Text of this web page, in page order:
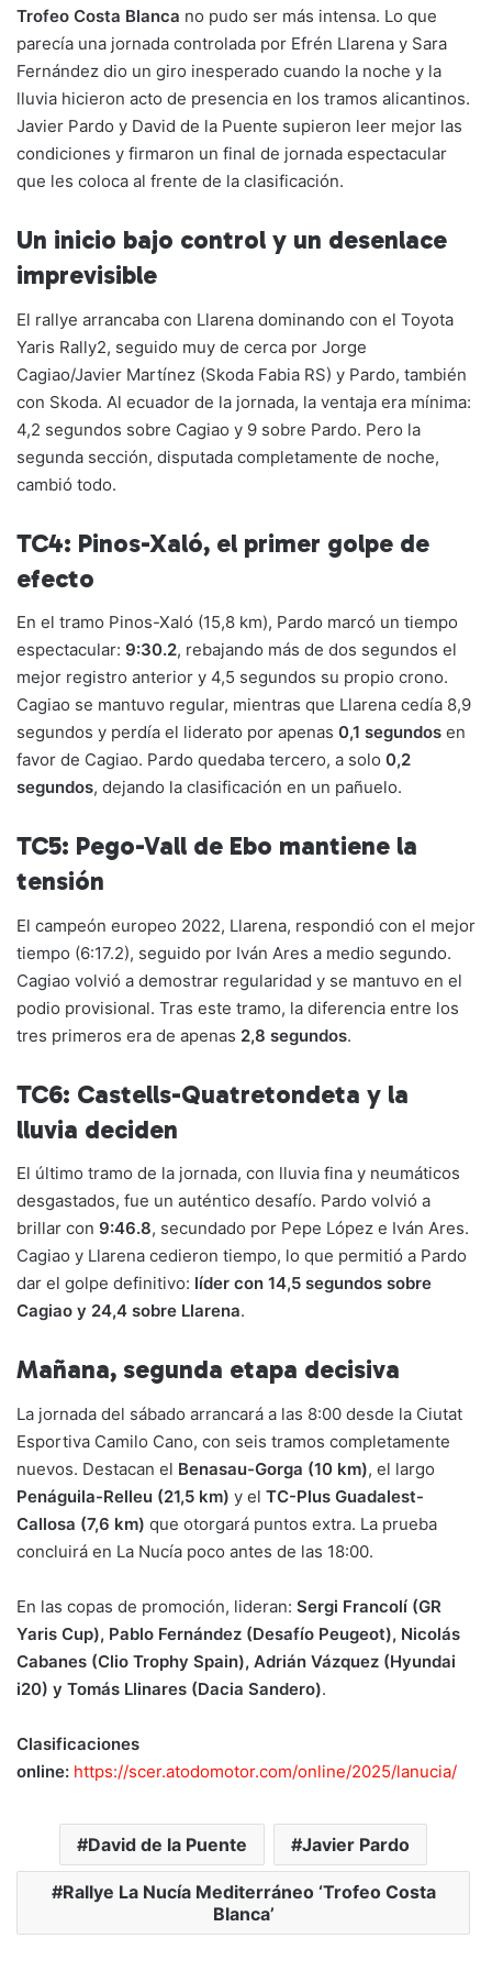
Li
n
k
b
o
o
k
A
p
p
a
m
ar
tir
Trofeo Costa Blanca no pudo ser más intensa. Lo que
parecía una jornada controlada por Efrén Llarena y Sara
Fernández dio un giro inesperado cuando la noche y la
lluvia hicieron acto de presencia en los tramos alicantinos.
Javier Pardo y David de la Puente supieron leer mejor las
condiciones y firmaron un final de jornada espectacular
que les coloca al frente de la clasificación.
Un inicio bajo control y un desenlace
imprevisible
El rallye arrancaba con Llarena dominando con el Toyota
Yaris Rally2, seguido muy de cerca por Jorge
Cagiao/Javier Martínez (Skoda Fabia RS) y Pardo, también
con Skoda. Al ecuador de la jornada, la ventaja era mínima:
4,2 segundos sobre Cagiao y 9 sobre Pardo. Pero la
segunda sección, disputada completamente de noche,
cambió todo.
TC4: Pinos-Xaló, el primer golpe de
efecto
En el tramo Pinos-Xaló (15,8 km), Pardo marcó un tiempo
espectacular: 9:30.2, rebajando más de dos segundos el
mejor registro anterior y 4,5 segundos su propio crono.
Cagiao se mantuvo regular, mientras que Llarena cedía 8,9
segundos y perdía el liderato por apenas 0,1 segundos en
favor de Cagiao. Pardo quedaba tercero, a solo 0,2
segundos, dejando la clasificación en un pañuelo.
TC5: Pego-Vall de Ebo mantiene la
tensión
El campeón europeo 2022, Llarena, respondió con el mejor
tiempo (6:17.2), seguido por Iván Ares a medio segundo.
Cagiao volvió a demostrar regularidad y se mantuvo en el
podio provisional. Tras este tramo, la diferencia entre los
tres primeros era de apenas 2,8 segundos.
TC6: Castells-Quatretondeta y la
lluvia deciden
El último tramo de la jornada, con lluvia fina y neumáticos
desgastados, fue un auténtico desafío. Pardo volvió a
brillar con 9:46.8, secundado por Pepe López e Iván Ares.
Cagiao y Llarena cedieron tiempo, lo que permitió a Pardo
dar el golpe definitivo: líder con 14,5 segundos sobre
Cagiao y 24,4 sobre Llarena.
Mañana, segunda etapa decisiva
La jornada del sábado arrancará a las 8:00 desde la Ciutat
Esportiva Camilo Cano, con seis tramos completamente
nuevos. Destacan el Benasau-Gorga (10 km), el largo
Penáguila-Relleu (21,5 km) y el TC-Plus Guadalest-
Callosa (7,6 km) que otorgará puntos extra. La prueba
concluirá en La Nucía poco antes de las 18:00.
En las copas de promoción, lideran: Sergi Francolí (GR
Yaris Cup), Pablo Fernández (Desafío Peugeot), Nicolás
Cabanes (Clio Trophy Spain), Adrián Vázquez (Hyundai
i20) y Tomás Llinares (Dacia Sandero).
Clasificaciones
online: https://scer.atodomotor.com/online/2025/lanucia/
David de la Puente Javier Pardo
Rallye La Nucía Mediterráneo ‘Trofeo Costa
Blanca’